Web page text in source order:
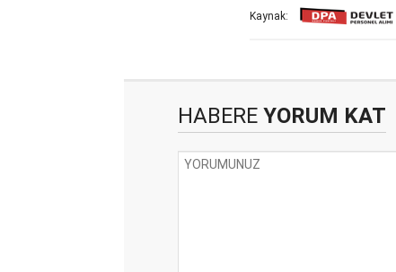
Kaynak:
HABERE YORUM KAT